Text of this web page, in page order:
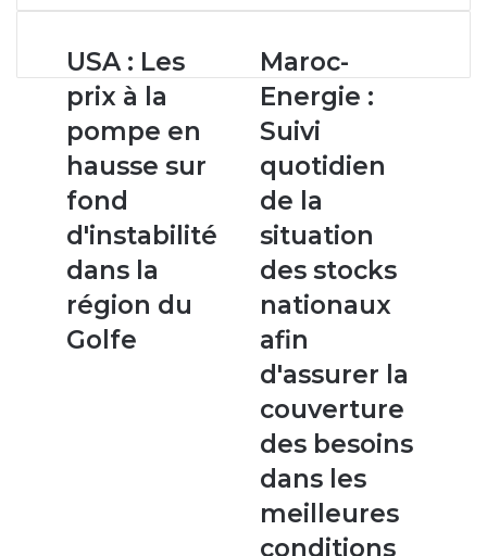
email
USA
:
Les
prix
à
la
pompe
en
hausse
sur
fond
d'instabilité
dans
la
USA : Les
prix à la
pompe en
hausse sur
fond
d'instabilité
dans la
région du
Golfe
Maroc-
Energie
Suivi
quotidien
de
situation
des
stocks
nationaux
afin
d'assurer
la
couverture
besoins
dans
les
meilleures
conditions
Maroc-
Energie :
Suivi
quotidien
de la
situation
des stocks
nationaux
afin
d'assurer la
couverture
des besoins
dans les
meilleures
conditions